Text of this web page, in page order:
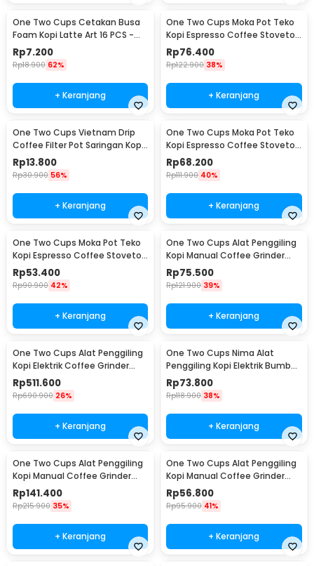
One Two Cups Cetakan Busa
Foam Kopi Latte Art 16 PCS -
JJYE01
Rp7.200
Rp18.900 62%
+ Keranjang
One Two Cups Moka Pot Teko
Kopi Espresso Coffee Stovetop
6 Cup 300ml - Z20
Rp76.400
Rp122.900 38%
+ Keranjang
One Two Cups Vietnam Drip
Coffee Filter Pot Saringan Kopi
180ml 8Q - LC1
Rp13.800
Rp30.900 56%
+ Keranjang
One Two Cups Moka Pot Teko
Kopi Espresso Coffee Stovetop
4 Cup 200ml - Z20
Rp68.200
Rp111.900 40%
+ Keranjang
One Two Cups Moka Pot Teko
Kopi Espresso Coffee Stovetop
2 Cup 100ml - Z20
Rp53.400
Rp90.900 42%
+ Keranjang
One Two Cups Alat Penggiling
Kopi Manual Coffee Grinder
Wood - 16290
Rp75.500
Rp121.900 39%
+ Keranjang
One Two Cups Alat Penggiling
Kopi Elektrik Coffee Grinder
Adjustable - 600N
Rp511.600
Rp690.900 26%
+ Keranjang
One Two Cups Nima Alat
Penggiling Kopi Elektrik Bumbu
Coffee Grinder - NM-8300
Rp73.800
Rp118.900 38%
+ Keranjang
One Two Cups Alat Penggiling
Kopi Manual Coffee Grinder
Wood 30g - CW85532
Rp141.400
Rp215.900 35%
+ Keranjang
One Two Cups Alat Penggiling
Kopi Manual Coffee Grinder
160ml - CF012
Rp56.800
Rp95.900 41%
+ Keranjang